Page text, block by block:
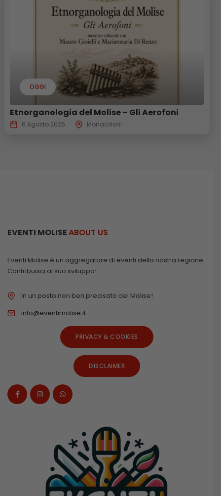
OGGI
Etnorganologia del Molise – Gli Aerofoni
6 Agosto 2026 Monacilioni
EVENTI MOLISEABOUT US
Eventi Molise è un aggregatore di eventi della nostra regione.
Contribuisci al suo sviluppo!
In un posto non ben precisato del Molise!
info@eventimolise.it
PRIVACY & COOKIES
DISCLAIMER